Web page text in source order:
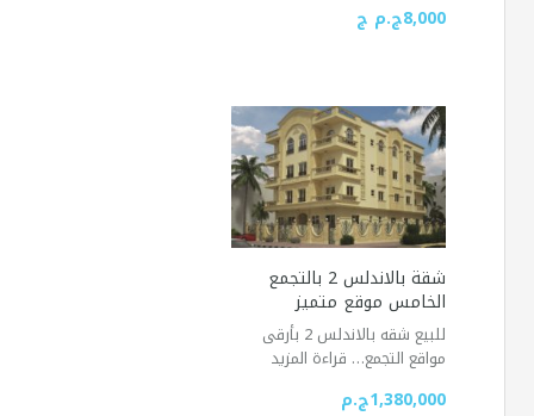
8,000ج.م ج
شقة بالاندلس 2 بالتجمع
الخامس موقع متميز
للبيع شقه بالاندلس 2 بأرقى
مواقع التجمع…قراءة المزيد
1,380,000ج.م